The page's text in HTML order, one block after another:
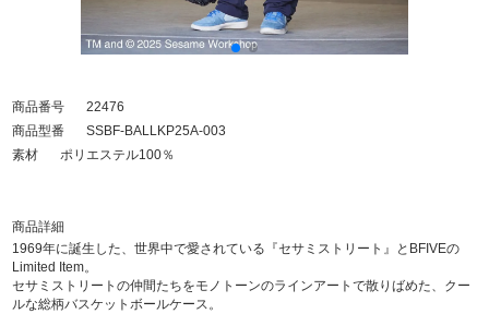
商品番号
22476
商品型番
SSBF-BALLKP25A-003
素材
ポリエステル100％
商品詳細
1969年に誕生した、世界中で愛されている『セサミストリート』とBFIVEの
Limited Item。
セサミストリートの仲間たちをモノトーンのラインアートで散りばめた、クー
ルな総柄バスケットボールケース。